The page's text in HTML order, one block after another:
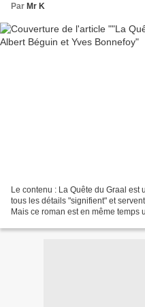
Par Mr K
Le contenu : La Quête du Graal
tous les détails "signifient" et
Mais ce roman est en même